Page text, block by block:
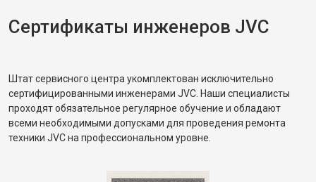
Сертификаты инженеров JVC
Штат сервисного центра укомплектован исключительно
сертифицированными инженерами JVC. Наши специалисты
проходят обязательное регулярное обучение и обладают
всеми необходимыми допусками для проведения ремонта
техники JVC на профессиональном уровне.